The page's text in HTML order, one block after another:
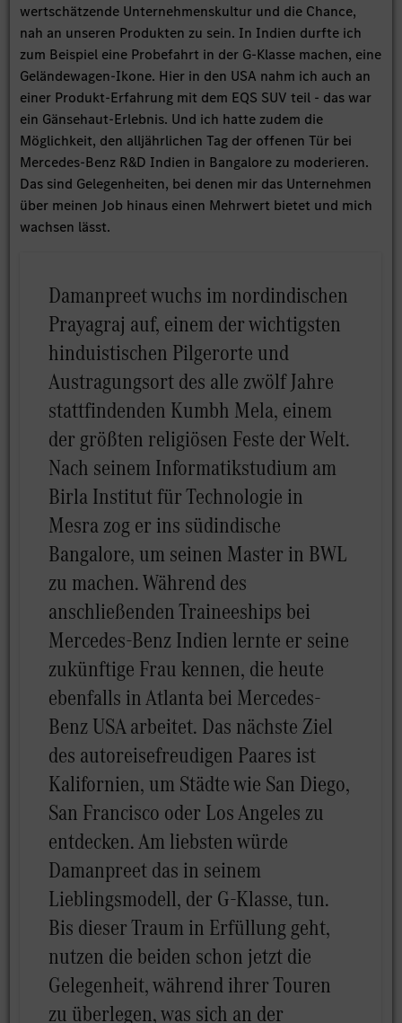
wertschätzende Unternehmenskultur und die Chance,
nah an unseren Produkten zu sein. In Indien durfte ich
zum Beispiel eine Probefahrt in der G-Klasse machen, eine
Geländewagen-Ikone. Hier in den USA nahm ich auch an
einer Produkt-Erfahrung mit dem EQS SUV teil - das war
ein Gänsehaut-Erlebnis. Und ich hatte zudem die
Möglichkeit, den alljährlichen Tag der offenen Tür bei
Mercedes-Benz R&D Indien in Bangalore zu moderieren.
Das sind Gelegenheiten, bei denen mir das Unternehmen
über meinen Job hinaus einen Mehrwert bietet und mich
wachsen lässt.
Damanpreet wuchs im nordindischen
Prayagraj auf, einem der wichtigsten
hinduistischen Pilgerorte und
Austragungsort des alle zwölf Jahre
stattfindenden Kumbh Mela, einem
der größten religiösen Feste der Welt.
Nach seinem Informatikstudium am
Birla Institut für Technologie in
Mesra zog er ins südindische
Bangalore, um seinen Master in BWL
zu machen. Während des
anschließenden Traineeships bei
Mercedes-Benz Indien lernte er seine
zukünftige Frau kennen, die heute
ebenfalls in Atlanta bei Mercedes-
Benz USA arbeitet. Das nächste Ziel
des autoreisefreudigen Paares ist
Kalifornien, um Städte wie San Diego,
San Francisco oder Los Angeles zu
entdecken. Am liebsten würde
Damanpreet das in seinem
Lieblingsmodell, der G-Klasse, tun.
Bis dieser Traum in Erfüllung geht,
nutzen die beiden schon jetzt die
Gelegenheit, während ihrer Touren
zu überlegen, was sich an der